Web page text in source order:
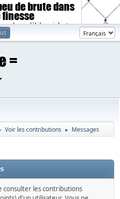
de brute dans
finesse
débiles, violents.
Voir les contributions ► Messages
consulter les contributions